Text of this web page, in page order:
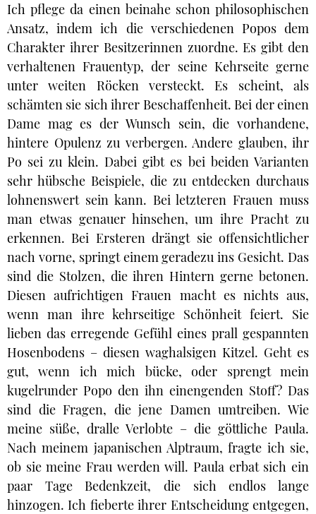
Ich pflege da einen beinahe schon philosophischen
Ansatz, indem ich die verschiedenen Popos dem
Charakter ihrer Besitzerinnen zuordne. Es gibt den
verhaltenen Frauentyp, der seine Kehrseite gerne
unter weiten Röcken versteckt. Es scheint, als
schämten sie sich ihrer Beschaffenheit. Bei der einen
Dame mag es der Wunsch sein, die vorhandene,
hintere Opulenz zu verbergen. Andere glauben, ihr
Po sei zu klein. Dabei gibt es bei beiden Varianten
sehr hübsche Beispiele, die zu entdecken durchaus
lohnenswert sein kann. Bei letzteren Frauen muss
man etwas genauer hinsehen, um ihre Pracht zu
erkennen. Bei Ersteren drängt sie offensichtlicher
nach vorne, springt einem geradezu ins Gesicht. Das
sind die Stolzen, die ihren Hintern gerne betonen.
Diesen aufrichtigen Frauen macht es nichts aus,
wenn man ihre kehrseitige Schönheit feiert. Sie
lieben das erregende Gefühl eines prall gespannten
Hosenbodens – diesen waghalsigen Kitzel. Geht es
gut, wenn ich mich bücke, oder sprengt mein
kugelrunder Popo den ihn einengenden Stoff? Das
sind die Fragen, die jene Damen umtreiben. Wie
meine süße, dralle Verlobte – die göttliche Paula.
Nach meinem japanischen Alptraum, fragte ich sie,
ob sie meine Frau werden will. Paula erbat sich ein
paar Tage Bedenkzeit, die sich endlos lange
hinzogen. Ich fieberte ihrer Entscheidung entgegen,